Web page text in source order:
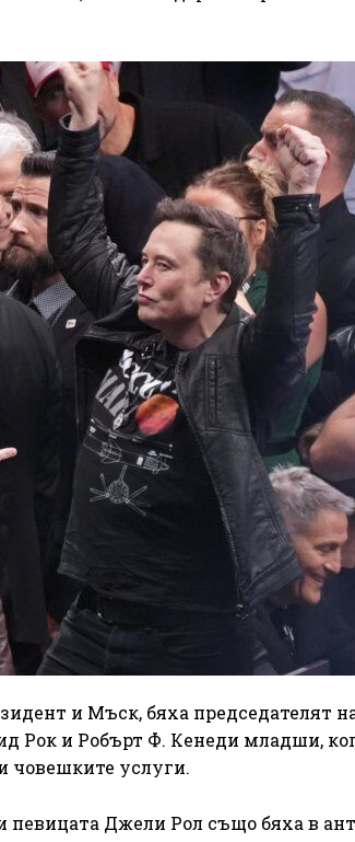
и Мъск, бяха председателят
Рок и Робърт Ф. Кенеди младши,
човешките услуги.
певицата Джели Рол също бяха в